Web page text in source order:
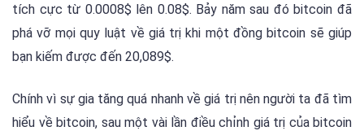
tích cực từ 0.0008$ lên 0.08$. Bảy năm sau đó bitcoin đã
phá vỡ mọi quy luật về giá trị khi một đồng bitcoin sẽ giúp
bạn kiếm được đến 20,089$.
Chính vì sự gia tăng quá nhanh về giá trị nên người ta đã tìm
hiểu về bitcoin, sau một vài lần điều chỉnh giá trị của bitcoin